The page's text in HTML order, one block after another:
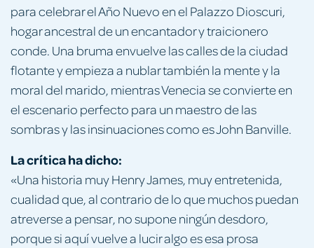
para celebrar el Año Nuevo en el Palazzo Dioscuri,
hogar ancestral de un encantador y traicionero
conde. Una bruma envuelve las calles de la ciudad
flotante y empieza a nublar también la mente y la
moral del marido, mientras Venecia se convierte en
el escenario perfecto para un maestro de las
sombras y las insinuaciones como es John Banville.
La crítica ha dicho:
«Una historia muy Henry James, muy entretenida,
cualidad que, al contrario de lo que muchos puedan
atreverse a pensar, no supone ningún desdoro,
porque si aquí vuelve a lucir algo es esa prosa